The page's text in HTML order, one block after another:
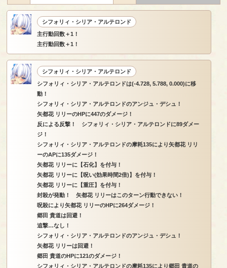
シフォリィ・シリア・アルテロンド
主行動回数＋1！
主行動回数＋1！
シフォリィ・シリア・アルテロンド
シフォリィ・シリア・アルテロンドは(-4.728, 5.788, 0.000)に移
動！
シフォリィ・シリア・アルテロンドのアンジュ・デシュ！
矢都花 リリーのHPに447のダメージ！
反による反撃！ シフォリィ・シリア・アルテロンドに89ダメー
ジ！
シフォリィ・シリア・アルテロンドの摩耗135により矢都花 リリ
ーのAPに135ダメージ！
矢都花 リリーに【石化】を付与！
矢都花 リリーに【呪い(効果時間2倍)】を付与！
矢都花 リリーに【重圧】を付与！
封殺が発動！ 矢都花 リリーはこのターン行動できない！
呪殺により矢都花 リリーのHPに264ダメージ！
郷田 貴道は回避！
追撃…なし！
シフォリィ・シリア・アルテロンドのアンジュ・デシュ！
矢都花 リリーは回避！
郷田 貴道のHPに121のダメージ！
シフォリィ・シリア・アルテロンドの摩耗135により郷田 貴道の